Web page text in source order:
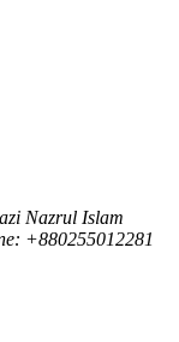
Nazrul Islam
+880255012281